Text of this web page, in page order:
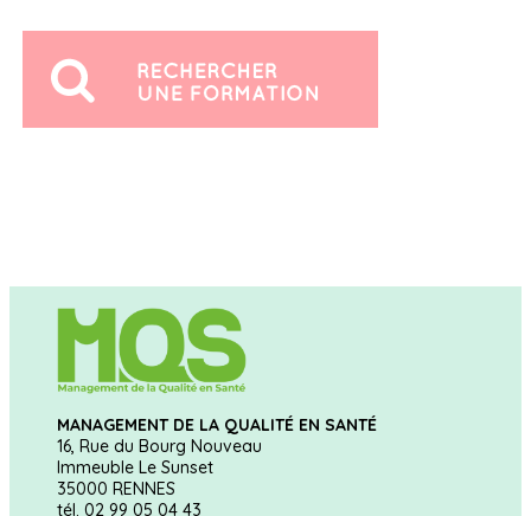
MANAGEMENT DE LA QUALITÉ EN SANTÉ
16, Rue du Bourg Nouveau
Immeuble Le Sunset
35000 RENNES
tél. 02 99 05 04 43